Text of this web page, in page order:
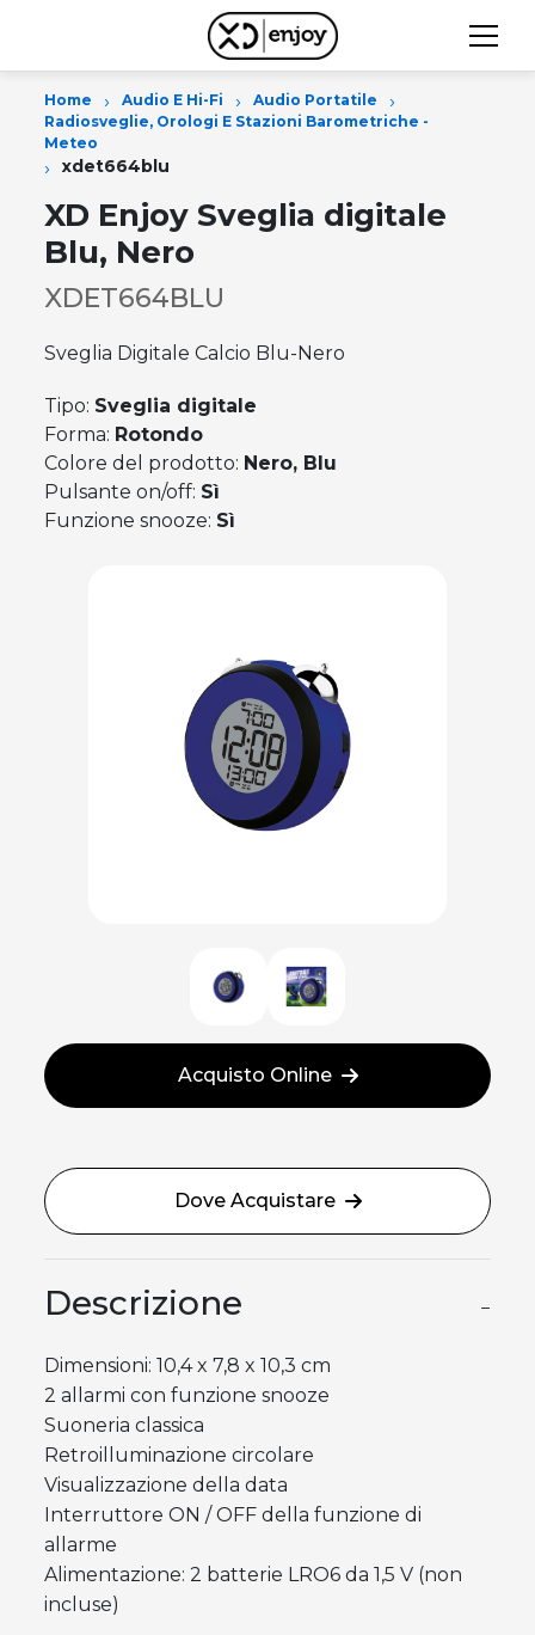
Home › Audio E Hi-Fi › Audio Portatile ›
Radiosveglie, Orologi E Stazioni Barometriche -
Meteo
› xdet664blu
XD Enjoy Sveglia digitale
Blu, Nero
XDET664BLU
Sveglia Digitale Calcio Blu-Nero
Tipo: Sveglia digitale
Forma: Rotondo
Colore del prodotto: Nero, Blu
Pulsante on/off: Sì
Funzione snooze: Sì
Acquisto Online
Dove Acquistare
Descrizione −
Dimensioni: 10,4 x 7,8 x 10,3 cm
2 allarmi con funzione snooze
Suoneria classica
Retroilluminazione circolare
Visualizzazione della data
Interruttore ON / OFF della funzione di
allarme
Alimentazione: 2 batterie LRO6 da 1,5 V (non
incluse)